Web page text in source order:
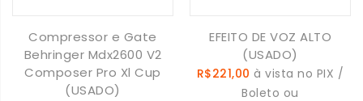
Compressor e Gate
Behringer Mdx2600 V2
Composer Pro Xl Cup
(USADO)
EFEITO DE VOZ ALTO
(USADO)
R$221,00 à vista no PIX /
Boleto ou